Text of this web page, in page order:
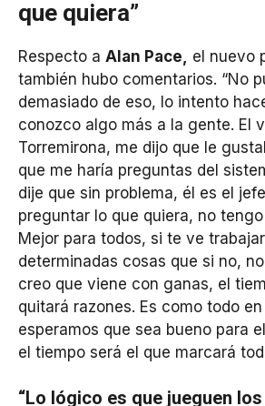
que quiera”
Respecto a Alan Pace,
el nuevo
también hubo comentarios. “No
demasiado de eso, lo intento
conozco algo más a la gente. El
Torremirona, me dijo que le
que me haría preguntas del
dije que sin problema, él es el
preguntar lo que quiera, no
Mejor para todos, si te ve
determinadas cosas que si no,
creo que viene con ganas, el
quitará razones. Es como todo
esperamos que sea bueno para el
el tiempo será el que marcará
“Lo lógico es que jueguen